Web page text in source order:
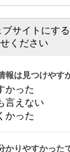
ブサイトにす
ください
報は見つけやす
かった
言えない
かった
かりやすかった